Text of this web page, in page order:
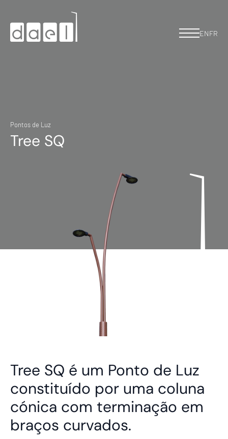
ENFR
Pontos de Luz
Tree SQ
Tree SQ é um Ponto de Luz
constituído por uma coluna
cónica com terminação em
braços curvados.